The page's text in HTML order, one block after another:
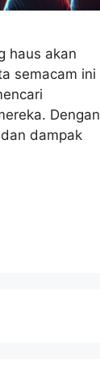
haus akan
semacam ini
Dengan
dampak